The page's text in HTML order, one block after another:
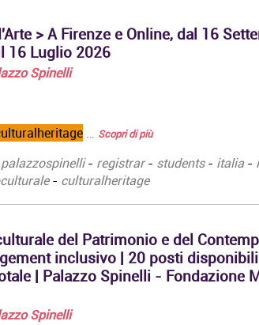
> A Firenze e Online, dal 16
16 Luglio 2026
Spinelli
… Scopri di più
palazzospinelli- registrar- students- italia-
- culturalheritage
del Patrimonio e del
inclusivo | 20 posti
| Palazzo Spinelli - Fondazione
Spinelli